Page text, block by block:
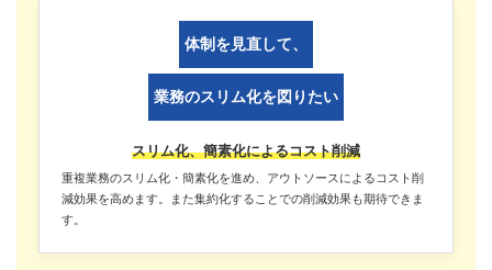
体制を見直して、
業務のスリム化を図りたい
スリム化、簡素化によるコスト削減
重複業務のスリム化・簡素化を進め、アウトソースによるコスト削
減効果を高めます。また集約化することでの削減効果も期待できま
す。